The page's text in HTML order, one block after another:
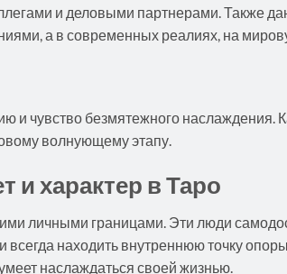
и деловыми партнерами. Также
а в современных реалиях, на
и чувство безмятежного наслаждения.
волнующему этапу.
и характер в Таро
личными границами. Эти люди
находить внутреннюю точку
наслаждаться своей жизнью.